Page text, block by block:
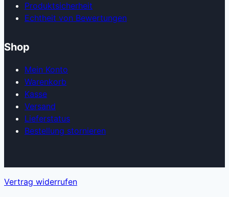
Produkt­sicherheit
Echtheit von Bewertungen
Shop
Mein Konto
Warenkorb
Kasse
Versand
Lieferstatus
Bestellung stornieren
Vertrag widerrufen